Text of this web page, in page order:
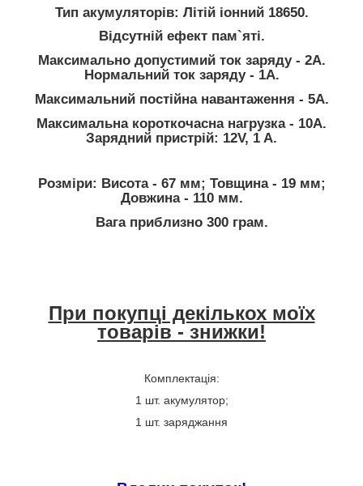
Тип акумуляторів: Літій іонний 18650.
Відсутній ефект пам`яті.
Максимально допустимий ток заряду - 2А.
Нормальний ток заряду - 1А.
Максимальний постійна навантаження - 5А.
Максимальна короткочасна нагрузка - 10А.
Зарядний пристрій: 12V, 1 A.
Розміри: Висота - 67 мм; Товщина - 19 мм;
Довжина - 110 мм.
Вага приблизно 300 грам.
При покупці декількох моїх
товарів - знижки!
Комплектація:
1 шт. акумулятор;
1 шт. заряджання